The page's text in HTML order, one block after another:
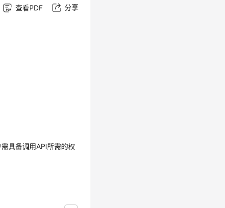
查看PDF 分享
具备调用API所需的权